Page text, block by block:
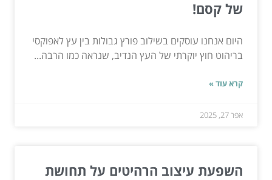
של קסם!
היום אנחנו עוסקים בשילוב פורץ גבולות בין עץ לאפוקסי
בריהוט חוץ יוקרתי של העץ הנדיב, שנראה כמו הרבה...
קרא עוד »
אפר 27, 2025
השפעת עיצוב הרהיטים על תחושת